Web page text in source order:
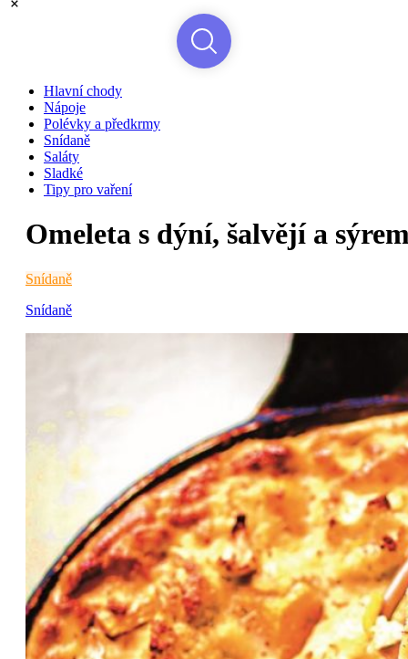
Hlavní chody
Nápoje
Polévky a předkrmy
Snídaně
Saláty
Sladké
Tipy pro vaření
Omeleta s dýní, šalvějí a
Snídaně
Snídaně